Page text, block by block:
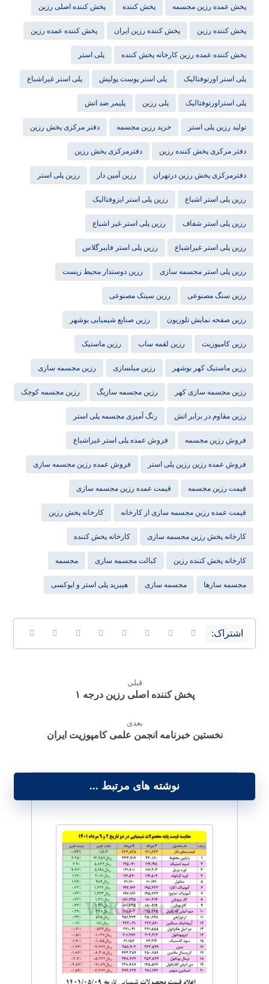
پخش عمده رزین مجسمه پخش کننده پخش کننده اصلی رزین
پخش کننده رزین پخش کننده رزین ایران پخش کننده عمده رزین
پخش کننده عمده رزین کارخانه پخش کننده پلی استر
پلی استر اورتوفتالیک پلی استر پوست پولیش پلی استر غیراشباع
پلی استراورتوفتالیک پلی رزین پلیمر ضد اتش
تولید رزین پلی استر خرید رزین مجسمه دفتر مرکزی پخش رزین
دفتر مرکزی پخش کننده رزین دفترمرکزی پخش رزین
دفترمرکزی پخش رزین درتهران رزین آمین دار رزین پلی استر
رزین پلی استر اشباع رزین پلی استر ایزوفتالیک
رزین پلی استر شفاف رزین پلی استر غیر اشباع
رزین پلی استر غیراشباع رزین پلی استر فایبرگلاس
رزین پلی استر مجسمه سازی رزین دوستدار محیط زیست
رزین سنگ مصنوعی رزین سینک مصنوعی
رزین صفحه نمایش تلوزیون رزین صنایع شیمیایی بوشهر
رزین کامپوزیت رزین لقمه ساب رزین ماستیک
رزین ماستیک کهر بوشهر رزین مبلسازی رزین مجسمه سازی
رزین مجسمه سازی کهر رزین مجسمه سازیگ رزین مجسمه کوچک
رزین مقاوم در برابر اتش رنگ آمیزی مجسمه پلی استر
فروش رزین مجسمه فروش عمده پلی استر غیراشباع
فروش عمده رزین رزین پلی استر فروش عمده رزین مجسمه سازی
قیمت رزین مجسمه قیمت عمده رزین مجسمه سازی
قیمت عمده رزین مجسمه سازی از کارخانه کارخانه پخش رزین
کارخانه پخش رزین مجسمه سازی کارخانه پخش کننده
کارخانه پخش کننده رزین کبالت مجسمه سازی مجسمه
مجسمه سازها مجسمه سازی هیبرید پلی استر و اپوکسی
قبلی
پخش کننده اصلی رزین درجه ۱
بعدی
نخستین خبرنامه انجمن علمی کامپوزیت ایران
نوشته های مرتبط ...